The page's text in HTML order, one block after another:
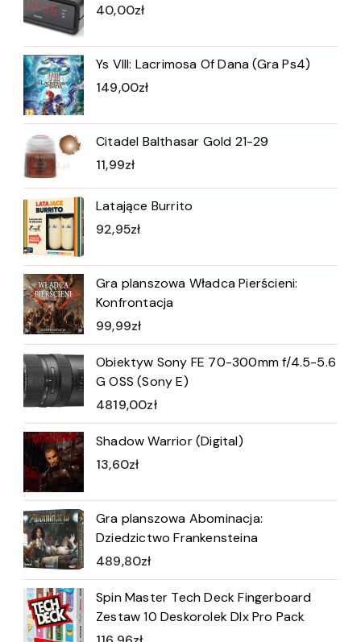
40,00zł
Ys VIII: Lacrimosa Of Dana (Gra Ps4)
149,00zł
Citadel Balthasar Gold 21-29
11,99zł
Latające Burrito
92,95zł
Gra planszowa Władca Pierścieni:
Konfrontacja
99,99zł
Obiektyw Sony FE 70-300mm f/4.5-5.6
G OSS (Sony E)
4819,00zł
Shadow Warrior (Digital)
13,60zł
Gra planszowa Abominacja:
Dziedzictwo Frankensteina
489,80zł
Spin Master Tech Deck Fingerboard
Zestaw 10 Deskorolek Dlx Pro Pack